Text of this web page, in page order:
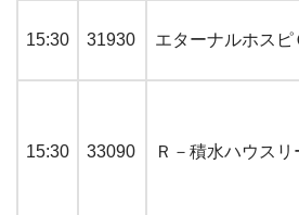
15:30 31930 エターナルホスピ
15:30 33090 Ｒ－積水ハウスリ